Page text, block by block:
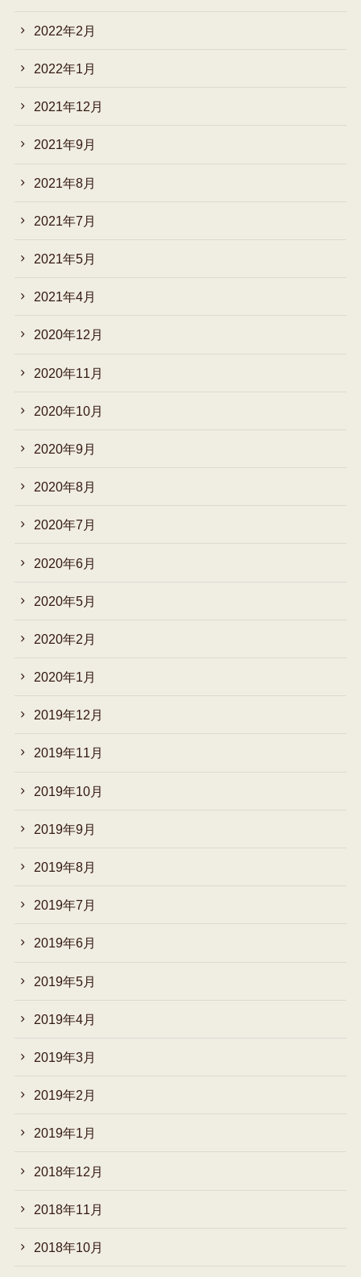
2022年2月
2022年1月
2021年12月
2021年9月
2021年8月
2021年7月
2021年5月
2021年4月
2020年12月
2020年11月
2020年10月
2020年9月
2020年8月
2020年7月
2020年6月
2020年5月
2020年2月
2020年1月
2019年12月
2019年11月
2019年10月
2019年9月
2019年8月
2019年7月
2019年6月
2019年5月
2019年4月
2019年3月
2019年2月
2019年1月
2018年12月
2018年11月
2018年10月